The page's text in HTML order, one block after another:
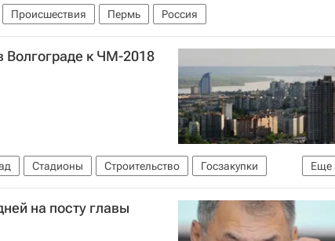
Происшествия Пермь Россия
Волгограде к ЧМ-2018
Еще
Стадионы Строительство
Госзакупки
Россия
на посту главы